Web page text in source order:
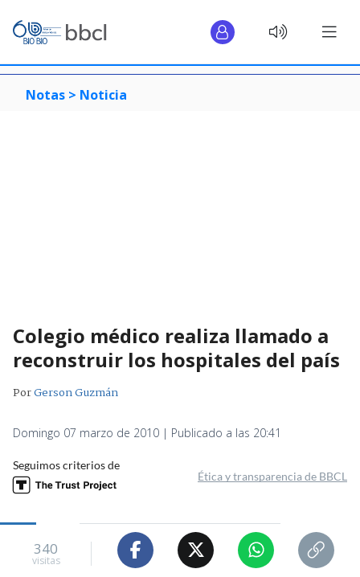
Notas > Noticia
Colegio médico realiza llamado a
reconstruir los hospitales del país
PorGerson Guzmán
Domingo 07 marzo de 2010 | Publicado a las 20:41
Seguimos criterios de
Ética y transparencia de BBCL
340
visitas